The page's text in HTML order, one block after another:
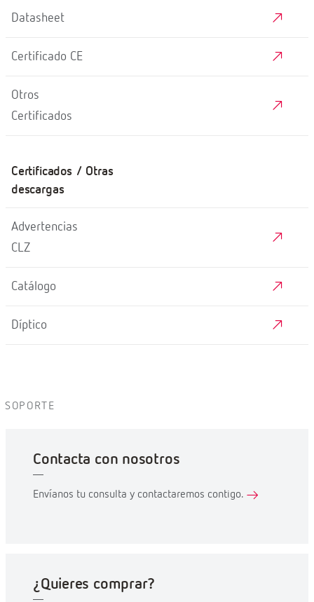
Datasheet
Certificado CE
Otros
Certificados
Certificados / Otras
descargas
Advertencias
CLZ
Catálogo
Díptico
SOPORTE
Contacta con nosotros
Envíanos tu consulta y contactaremos contigo.
¿Quieres comprar?